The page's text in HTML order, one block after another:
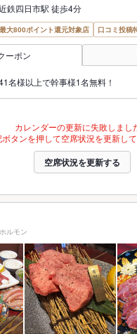
鉄四日市駅 徒歩4分
大800ポイント還元対象店 口コミ投稿
ーポン
名様以上で幹事様1名無料！
カレンダーの更新に失敗しまし
タンを押して空席状況を更新して
空席状況を更新する
ルモン